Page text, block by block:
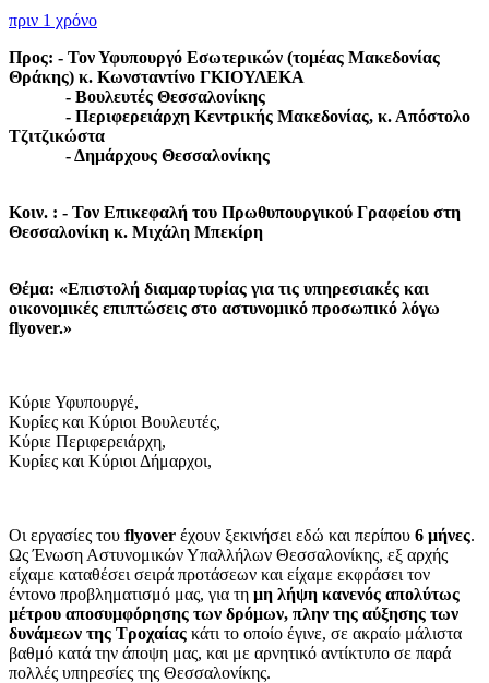
πριν 1 χρόνο
Προς: - Τον Υφυπουργό Εσωτερικών (τομέας Μακεδονίας
Θράκης) κ. Κωνσταντίνο ΓΚΙΟΥΛΕΚΑ
- Βουλευτές Θεσσαλονίκης
- Περιφερειάρχη Κεντρικής Μακεδονίας, κ. Απόστολο
Τζιτζικώστα
- Δημάρχους Θεσσαλονίκης
Κοιν. : - Τον Επικεφαλή του Πρωθυπουργικού Γραφείου στη
Θεσσαλονίκη κ. Μιχάλη Μπεκίρη
Θέμα: «Επιστολή διαμαρτυρίας για τις υπηρεσιακές και
οικονομικές επιπτώσεις στο αστυνομικό προσωπικό λόγω
flyover.»
Κύριε Υφυπουργέ,
Κυρίες και Κύριοι Βουλευτές,
Κύριε Περιφερειάρχη,
Κυρίες και Κύριοι Δήμαρχοι,
Οι εργασίες του flyover έχουν ξεκινήσει εδώ και περίπου 6 μήνες.
Ως Ένωση Αστυνομικών Υπαλλήλων Θεσσαλονίκης, εξ αρχής
είχαμε καταθέσει σειρά προτάσεων και είχαμε εκφράσει τον
έντονο προβληματισμό μας, για τη μη λήψη κανενός απολύτως
μέτρου αποσυμφόρησης των δρόμων, πλην της αύξησης των
δυνάμεων της Τροχαίας κάτι το οποίο έγινε, σε ακραίο μάλιστα
βαθμό κατά την άποψη μας, και με αρνητικό αντίκτυπο σε παρά
πολλές υπηρεσίες της Θεσσαλονίκης.